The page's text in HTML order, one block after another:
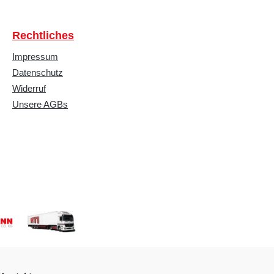
Rechtliches
Impressum
Datenschutz
Widerruf
Unsere AGBs